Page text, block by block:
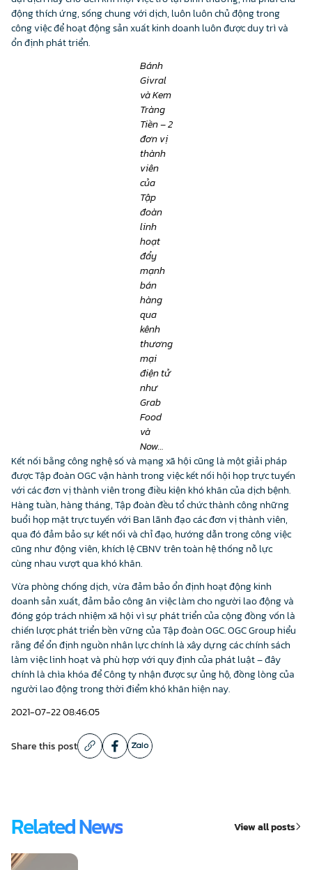
động thích ứng, sống chung với dịch, luôn luôn chủ động trong
công việc để hoạt động sản xuất kinh doanh luôn được duy trì và
ổn định phát triển.
Bánh
Givral
và Kem
Tràng
Tiền – 2
đơn vị
thành
viên
của
Tập
đoàn
linh
hoạt
đẩy
mạnh
bán
hàng
qua
kênh
thương
mại
điện tử
như
Grab
Food
và
Now…
Kết nối bằng công nghệ số và mạng xã hội cũng là một giải pháp
được Tập đoàn OGC vận hành trong việc kết nối hội họp trực tuyến
với các đơn vị thành viên trong điều kiện khó khăn của dịch bệnh.
Hàng tuần, hàng tháng, Tập đoàn đều tổ chức thành công những
buổi họp mặt trực tuyến với Ban lãnh đạo các đơn vị thành viên,
qua đó đảm bảo sự kết nối và chỉ đạo, hướng dẫn trong công việc
cũng như động viên, khích lệ CBNV trên toàn hệ thống nỗ lực
cùng nhau vượt qua khó khăn.
Vừa phòng chống dịch, vừa đảm bảo ổn định hoạt động kinh
doanh sản xuất, đảm bảo công ăn việc làm cho người lao động và
đóng góp trách nhiệm xã hội vì sự phát triển của cộng đồng vốn là
chiến lược phát triển bền vững của Tập đoàn OGC. OGC Group hiểu
rằng để ổn định nguồn nhân lực chính là xây dựng các chính sách
làm việc linh hoạt và phù hợp với quy định của phát luật – đây
chính là chìa khóa để Công ty nhận được sự ủng hộ, đồng lòng của
người lao động trong thời điểm khó khăn hiện nay.
2021-07-22 08:46:05
Share this post
Related News View all posts